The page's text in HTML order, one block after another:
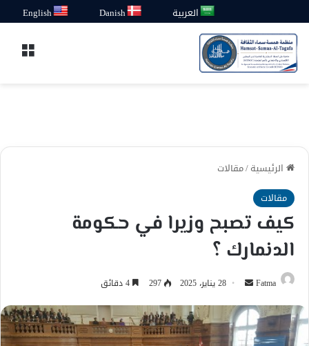
العربية Danish
English
الرئيسية/مقالات
مقالات
كيف تصبح وزيرا في حكومة
الدنمارك ؟
Fatma
أرسل
إلكترونيا
28 يناير، 2025 297